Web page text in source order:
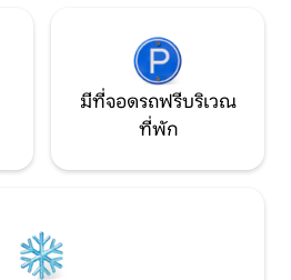
มีที่จอดรถฟรีบริเวณ
ที่พัก